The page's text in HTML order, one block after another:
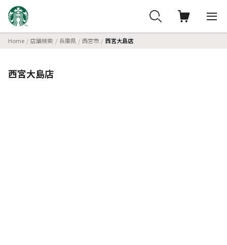
Home 店舗検索 兵庫県 西宮市 西宮大島店
西宮大島店